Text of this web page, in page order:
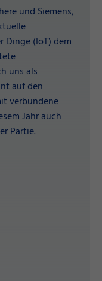
und Siemens,
Dinge (IoT) dem
uns als
auf den
verbundene
Jahr auch
Partie.